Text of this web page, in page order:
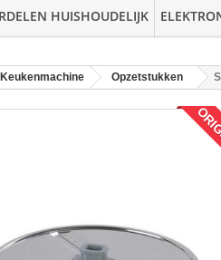
HUISHOUDELIJK
Keukenmachine Opzetstukken